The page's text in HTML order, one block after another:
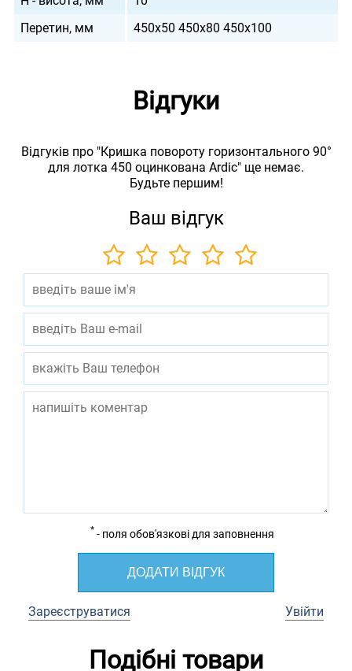
Перетин, мм
450х50 450х80 450х100
Відгуки
Відгуків про "Кришка повороту горизонтального 90°
для лотка 450 оцинкована Ardic" ще немає.
Будьте першим!
Ваш відгук
* - поля обов'язкові для заповнення
ДОДАТИ ВІДГУК
Зареєструватися Увійти
Подібні товари